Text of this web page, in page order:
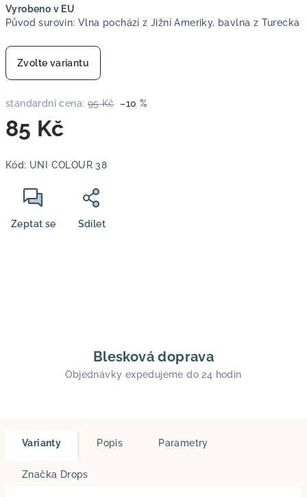
Vyrobeno v EU
Původ surovin: Vlna pochází z Jižní Ameriky, bavlna z Turecka
Zvolte variantu
standardní cena: 95 Kč –10 %
85 Kč
cena:
Kód: UNI COLOUR 38
Zeptat se Sdílet
Blesková doprava
Objednávky expedujeme do 24 hodin
Varianty Popis Parametry
Značka Drops